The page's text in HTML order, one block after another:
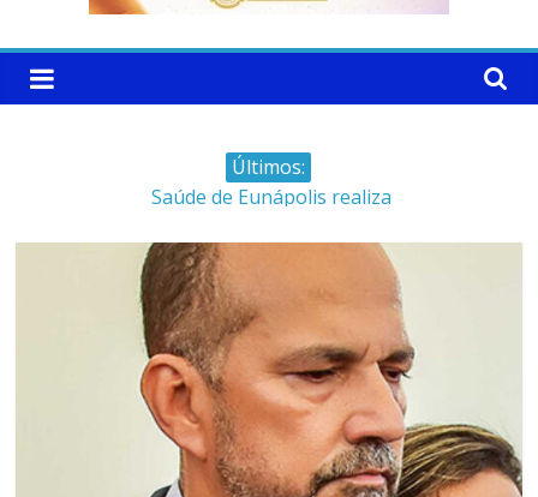
Últimos:
Saúde de Eunápolis realiza
Dourado e Lilás
Máfia das canetas
emagrecedoras na mira da
polícia
Faltam 10 dias para a
campanha começar pra valer
Ministro do STJ perde o cargo
por assédio sexual